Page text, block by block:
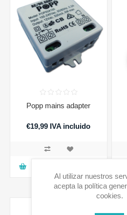
Popp mains adapter
€19,99 IVA incluido
Al utilizar nuestros
acepta la política
cookies.